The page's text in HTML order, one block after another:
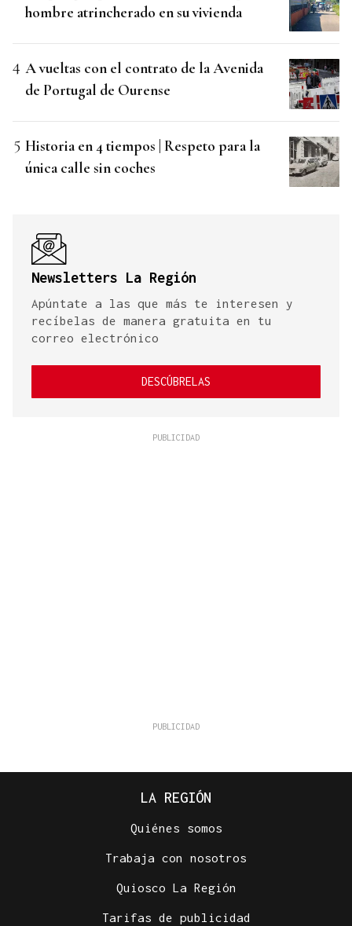
hombre atrincherado en su vivienda
A vueltas con el contrato de la Avenida
de Portugal de Ourense
Historia en 4 tiempos | Respeto para la
única calle sin coches
Newsletters La Región
Apúntate a las que más te interesen y
recíbelas de manera gratuita en tu
correo electrónico
DESCÚBRELAS
LA REGIÓN
Quiénes somos
Trabaja con nosotros
Quiosco La Región
Tarifas de publicidad